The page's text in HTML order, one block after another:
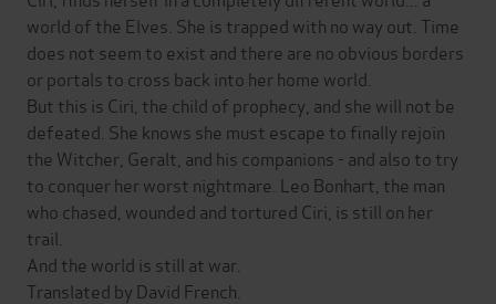
world of the Elves. She is trapped with no way out. Time
does not seem to exist and there are no obvious borders
or portals to cross back into her home world.
But this is Ciri, the child of prophecy, and she will not be
defeated. She knows she must escape to finally rejoin
the Witcher, Geralt, and his companions - and also to try
to conquer her worst nightmare. Leo Bonhart, the man
who chased, wounded and tortured Ciri, is still on her
trail.
And the world is still at war.
Translated by David French.